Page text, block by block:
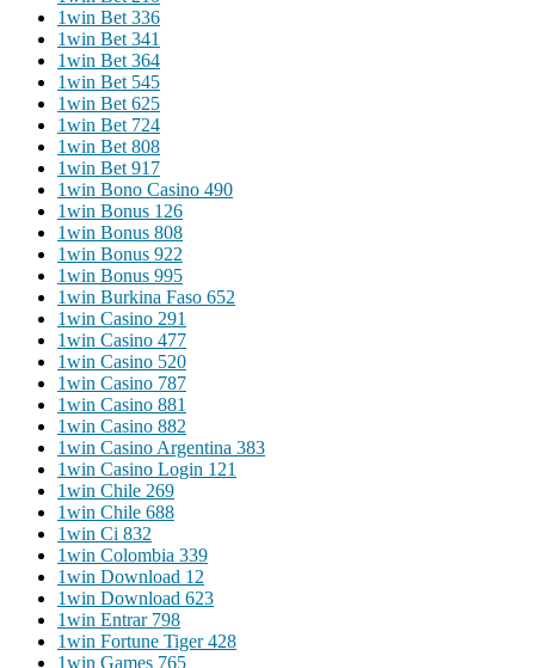
1win Bet 336
1win Bet 341
1win Bet 364
1win Bet 545
1win Bet 625
1win Bet 724
1win Bet 808
1win Bet 917
1win Bono Casino 490
1win Bonus 126
1win Bonus 808
1win Bonus 922
1win Bonus 995
1win Burkina Faso 652
1win Casino 291
1win Casino 477
1win Casino 520
1win Casino 787
1win Casino 881
1win Casino 882
1win Casino Argentina 383
1win Casino Login 121
1win Chile 269
1win Chile 688
1win Ci 832
1win Colombia 339
1win Download 12
1win Download 623
1win Entrar 798
1win Fortune Tiger 428
1win Games 765